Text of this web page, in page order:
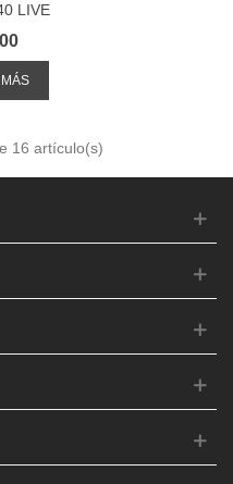
LIVE
16 artículo(s)